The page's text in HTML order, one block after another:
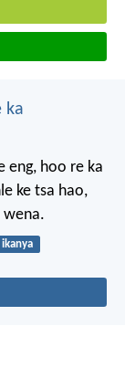
ka
eng, hoo re ka
ke tsa hao,
wena.
ikanya